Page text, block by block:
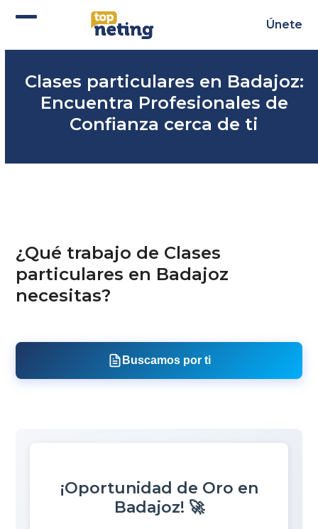
Únete
móvil
móvil
Clases particulares en Badajoz:
Encuentra Profesionales de
Confianza cerca de ti
¿Qué trabajo de Clases
particulares en Badajoz
necesitas?
Buscamos por ti
¡Oportunidad de Oro en
Badajoz! 🚀